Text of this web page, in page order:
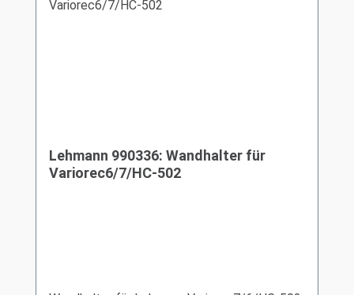
Lehmann 990336: Wandhalter für
Variorec6/7/HC-502